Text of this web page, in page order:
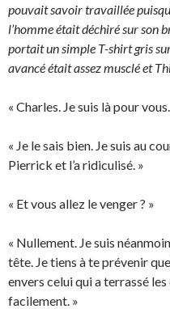
pouvait savoir travaillée
l’homme était déchiré sur son
portait un simple T-shirt gris
avancé était assez musclé et
« Charles. Je suis là pour
« Je le sais bien. Je suis au
Pierrick et l’a ridiculisé. »
« Et vous allez le venger ? »
« Nullement. Je suis
tête. Je tiens à te prévenir
envers celui qui a terrassé
facilement. »